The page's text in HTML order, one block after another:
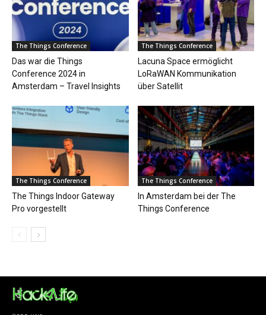
The Things Conference
Das war die Things
Conference 2024 in
Amsterdam – Travel Insights
The Things Conference
Lacuna Space ermöglicht
LoRaWAN Kommunikation
über Satellit
The Things Conference
The Things Indoor Gateway
Pro vorgestellt
The Things Conference
In Amsterdam bei der The
Things Conference